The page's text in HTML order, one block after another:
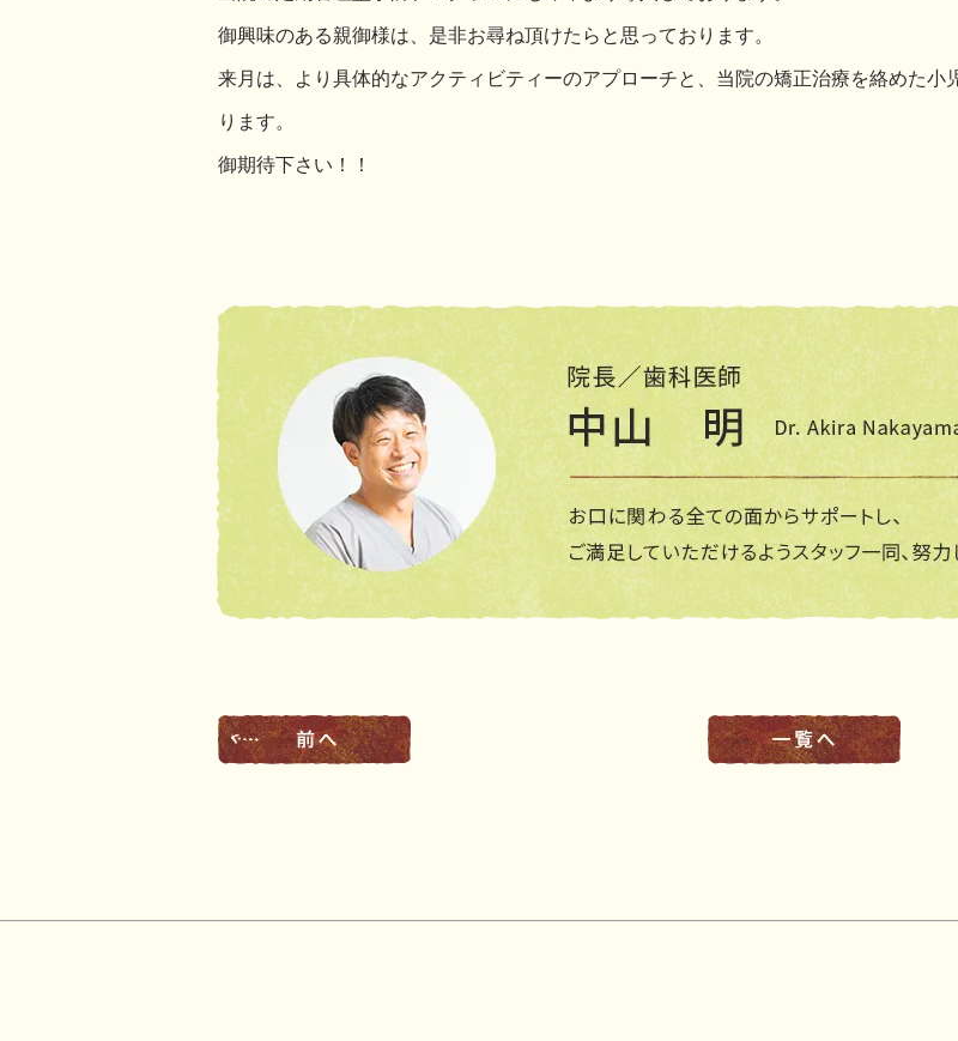
御興味のある親御様は、是非お尋ね頂けたらと思っております。
来月は、より具体的なアクティビティーのアプローチと、当院の矯正治療を絡めた
ります。
御期待下さい！！